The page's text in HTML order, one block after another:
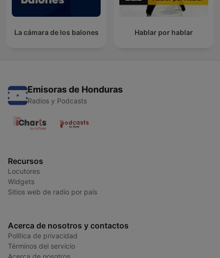
La cámara de los balones Hablar por hablar
Emisoras de Honduras
Radios y Podcasts
Recursos
Locutores
Widgets
Sitios web de radio por país
Acerca de nosotros y contactos
Política de privacidad
Términos del servicio